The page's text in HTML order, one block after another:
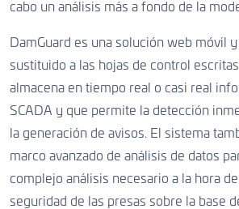
cabo un análisis más a fondo de la
DamGuard es una solución web móvil
sustituido a las hojas de control
almacena en tiempo real o casi real
SCADA y que permite la detección
la generación de avisos. El sistema
marco avanzado de análisis de datos
complejo análisis necesario a la hora
seguridad de las presas sobre la base